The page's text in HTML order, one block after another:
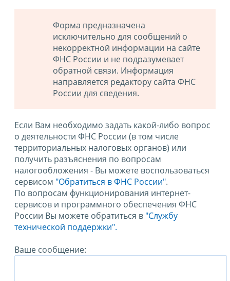
Форма предназначена
исключительно для сообщений о
некорректной информации на сайте
ФНС России и не подразумевает
обратной связи. Информация
направляется редактору сайта ФНС
России для сведения.
Если Вам необходимо задать какой-либо вопрос
о деятельности ФНС России (в том числе
территориальных налоговых органов) или
получить разъяснения по вопросам
налогообложения - Вы можете воспользоваться
сервисом "Обратиться в ФНС России".
По вопросам функционирования интернет-
сервисов и программного обеспечения ФНС
России Вы можете обратиться в "Службу
технической поддержки".
Ваше сообщение: